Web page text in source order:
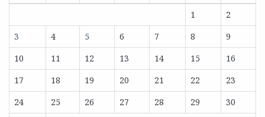
1
2
3
4 5 6 7 8
9
10
11 12 13 14 15
16
17
18 19 20 21 22
23
24
25 26 27 28 29
30